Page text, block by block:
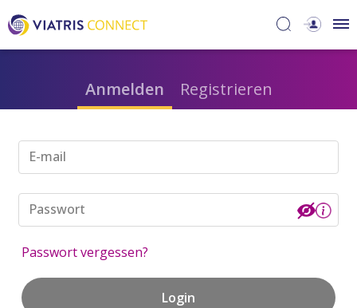
Anmelden Registrieren
E-mail
Passwort
Passwort vergessen?
Login